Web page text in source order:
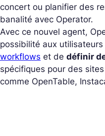
concert ou planifier des
banalité avec Operator.
Avec ce nouvel agent,
possibilité aux utilisateurs
workflows et de définir
spécifiques pour des
comme OpenTable,